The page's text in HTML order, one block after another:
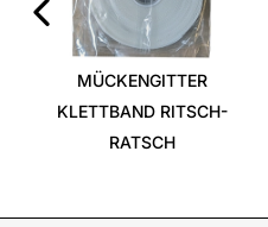
MÜCKENGITTER
KLETTBAND RITSCH-
RATSCH